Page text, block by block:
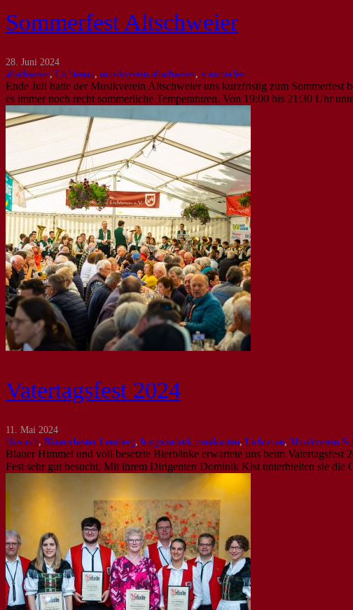
Sommerfest Altschweier
28. Juni 2024
altschweier, Lichtenau, musikverein altschweier, sommerfest
Ende Juli hatte der Musikverein Altschweier uns kurzfristig zum Sommerfest
es immer noch recht sommerliche Temperaturen. Von 19:00 bis 21:30 Uhr
Vatertagsfest 2024
11. Mai 2024
blasorch, Blasorchester Lemberg, burgwindeck musikanten, Lichtenau, Musikverein
Blauer Himmel und voll besetzte Bierbänke erwartete uns beim
Fest sehr gut besucht. Mit ihrem Dirigenten Dominik Kist unterhielten sie